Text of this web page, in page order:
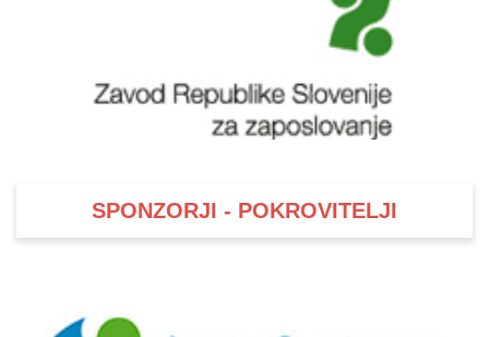
SPONZORJI - POKROVITELJI